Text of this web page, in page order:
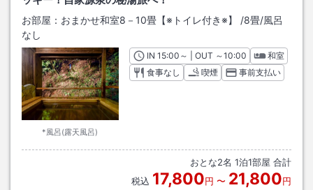
お部屋： おまかせ和室8－10畳【※トイレ付き※】 /8畳/風呂
なし
*風呂(露天風呂)
INチェックイン
15:00 ～ | OUT チェックアウト
～10:00
和室
食事なし
喫煙 事前支払い
おとな2名 1泊1部屋 合計
税込 17,800円 〜 21,800円